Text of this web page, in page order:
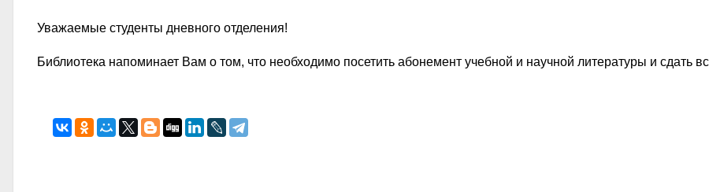
Уважаемые студенты дневного отделения!
Библиотека напоминает Вам о том, что необходимо посетить абонемент учебной и научной литературы и сдать